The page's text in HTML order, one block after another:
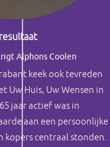
Alphons Coolen
keek ook tevreden
Uw Huis, Uw Wensen in
jaar actief was in
aan een persoonlijke
kopers centraal stonden.